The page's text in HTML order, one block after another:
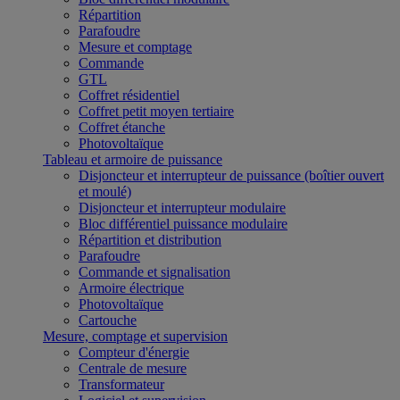
Répartition
Parafoudre
Mesure et comptage
Commande
GTL
Coffret résidentiel
Coffret petit moyen tertiaire
Coffret étanche
Photovoltaïque
Tableau et armoire de puissance
Disjoncteur et interrupteur de puissance (boîtier ouvert
et moulé)
Disjoncteur et interrupteur modulaire
Bloc différentiel puissance modulaire
Répartition et distribution
Parafoudre
Commande et signalisation
Armoire électrique
Photovoltaïque
Cartouche
Mesure, comptage et supervision
Compteur d'énergie
Centrale de mesure
Transformateur